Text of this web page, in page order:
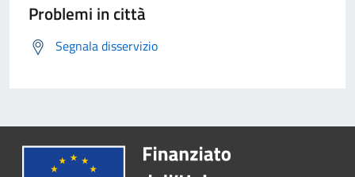
Problemi in città
Segnala disservizio